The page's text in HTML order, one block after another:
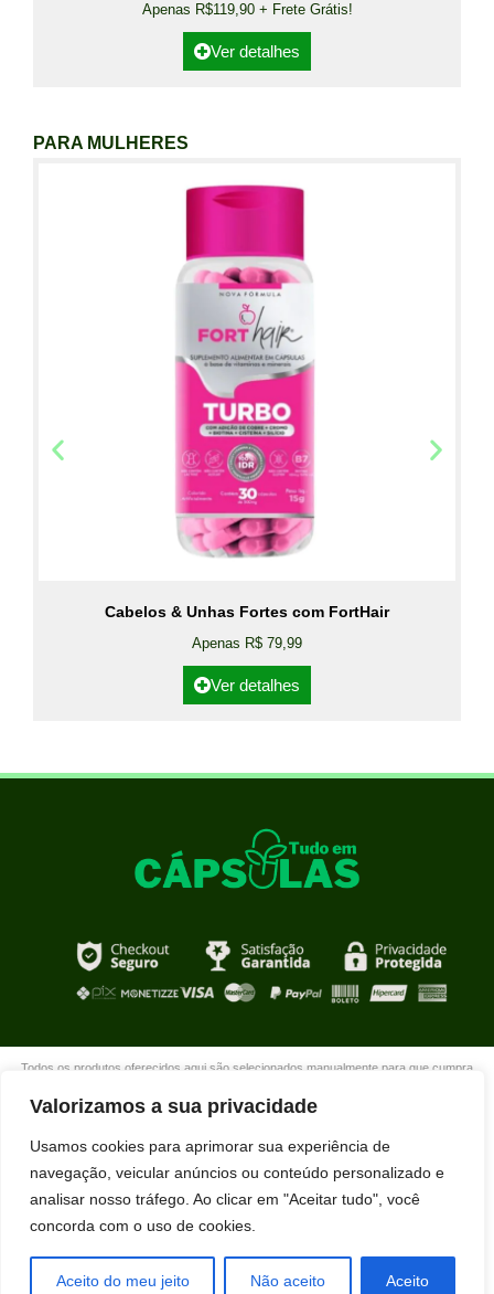
Valorizamos a sua privacidade
Usamos cookies para aprimorar sua experiência de
navegação, veicular anúncios ou conteúdo personalizado e
analisar nosso tráfego. Ao clicar em "Aceitar tudo", você
concorda com o uso de cookies.
Aceito do meu jeito Não aceito Aceito
Apenas R$119,90 + Frete Grátis!
Ver detalhes
PARA MULHERES
Cabelos & Unhas Fortes com FortHair
Apenas R$ 79,99
Ver detalhes
Todos os produtos oferecidos aqui são selecionados manualmente para que cumpra
extraordinários para você que está realmente comprometido com sua mudança. Boas